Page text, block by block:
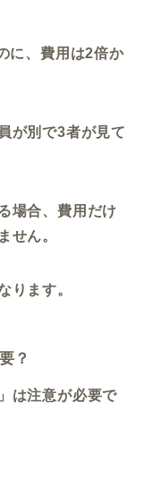
に、費用は2倍か
が別で3者が見て
場合、費用だけ
せん。
ります。
？
は注意が必要で